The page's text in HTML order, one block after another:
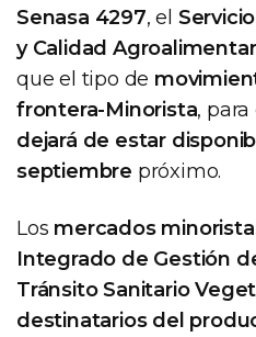
Senasa 4297, el
y Calidad
que el tipo de
frontera-Minorista,
dejará de estar
septiembre próximo.
Los mercados
Integrado de Gestión
Tránsito Sanitario
destinatarios del